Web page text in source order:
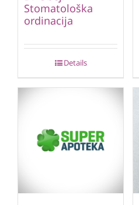
Stomatološka
ordinacija
Details